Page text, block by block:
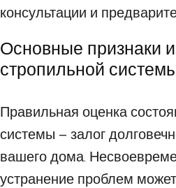
консультации и
Основные признаки
стропильной
Правильная оценка
системы – залог
вашего дома.
устранение проблем